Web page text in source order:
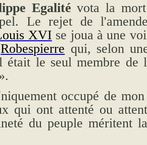
Egalité vota la
Le rejet de
XVI se joua à une
Robespierre qui, selon
était le seul membre de
.
occupé de
qui ont attenté ou
du peuple méritent